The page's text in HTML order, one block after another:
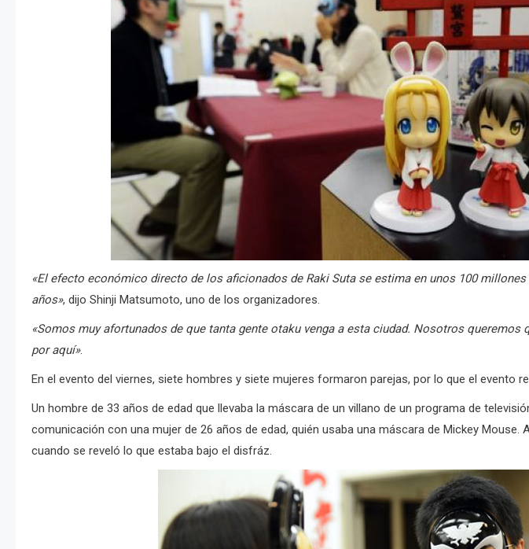
«El efecto económico directo de los aficionados de Raki Suta se estima en unos 100
años», dijo Shinji Matsumoto, uno de los organizadores.
«Somos muy afortunados de que tanta gente otaku venga a esta ciudad. Nosotros queremos
por aquí».
En el evento del viernes, siete hombres y siete mujeres formaron parejas, por lo que el evento
Un hombre de 33 años de edad que llevaba la máscara de un villano de un programa de
comunicación con una mujer de 26 años de edad, quién usaba una máscara de Mickey Mouse.
cuando se reveló lo que estaba bajo el disfráz.